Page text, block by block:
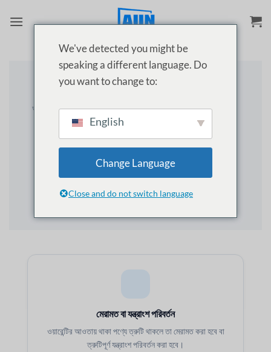
AUN প্রজেক্টর ওয়ারেন্টি পলিসি (বাংলাদেশ)
আমাদের ওয়ারেন্টি পলিসি সম্পূর্ণ স্বচ্ছতা ও ন্যায্যতা নিশ্চিত করে তৈরি।
আপনার ১২ মাসের AUN প্রজেক্টর ওয়ারেন্টির অধীনে কী কী কভারেজ
থাকছে এবং কীভাবে এটি ক্লেইম করবেন, তা বিস্তারিত বুঝতে দয়া করে
মেরামত বা যন্ত্রাংশ পরিবর্তন
ওয়ারেন্টির আওতায় থাকা পণ্যে ত্রুটি থাকলে তা মেরামত করা হবে বা
ত্রুটিপূর্ণ যন্ত্রাংশ পরিবর্তন করা হবে।
We've detected you might be
speaking a different language. Do
you want to change to:
English
Change Language
Close and do not switch language